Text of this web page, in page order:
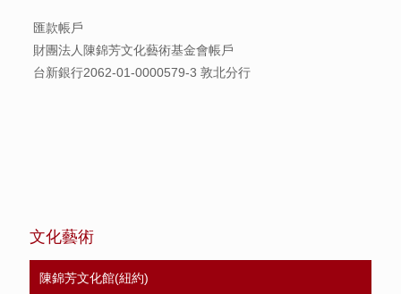
匯款帳戶
財團法人陳錦芳文化藝術基金會帳戶
台新銀行2062-01-0000579-3 敦北分行
文化藝術
陳錦芳文化館(紐約)